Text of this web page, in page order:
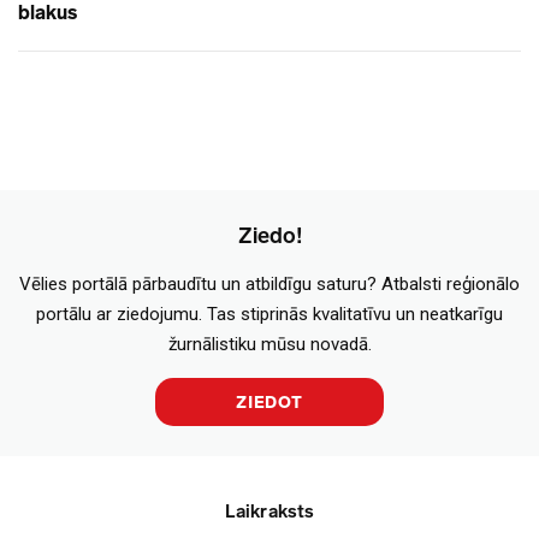
blakus
Ziedo!
Vēlies portālā pārbaudītu un atbildīgu saturu? Atbalsti reģionālo
portālu ar ziedojumu. Tas stiprinās kvalitatīvu un neatkarīgu
žurnālistiku mūsu novadā.
ZIEDOT
Laikraksts